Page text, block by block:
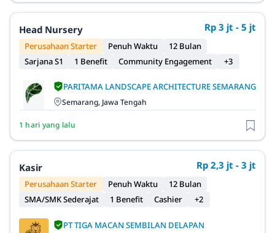
Head Nursery Rp 3 jt - 5 jt
Perusahaan Starter Penuh Waktu
12 Bulan
Sarjana S1
1 Benefit Community Engagement +3
PARITAMA LANDSCAPE ARCHITECTURE SEMARANG
Semarang, Jawa Tengah
1 hari yang lalu
Kasir Rp 2,3 jt - 3 jt
Perusahaan Starter Penuh Waktu
12 Bulan
SMA/SMK Sederajat
1 Benefit Cashier +2
PT TIGA MACAN SEMBILAN DELAPAN